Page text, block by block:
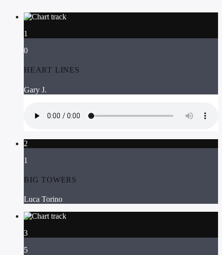
1
0
HEART LINES
Gary J.
2
1
BIG TOWERS
Luca Torino
3
5